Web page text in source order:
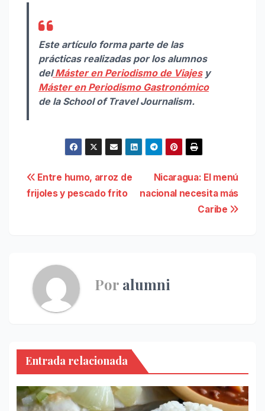
Este artículo forma parte de las
prácticas realizadas por los alumnos
delMáster en Periodismo de Viajesy
Máster en Periodismo Gastronómico
de la School of Travel Journalism.
Navegación
de
Nicaragua: El menú
nacional necesita más
Caribe
Entre humo, arroz de
frijoles y pescado frito
Por alumni
Entrada relacionada